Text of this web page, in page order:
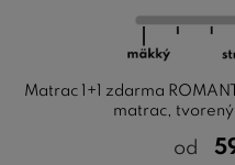
Matrac 1+1 zdarma
matrac,
od